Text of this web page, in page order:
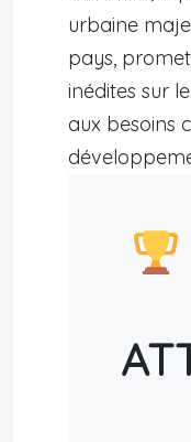
urbaine
pays,
inédites sur
aux besoins